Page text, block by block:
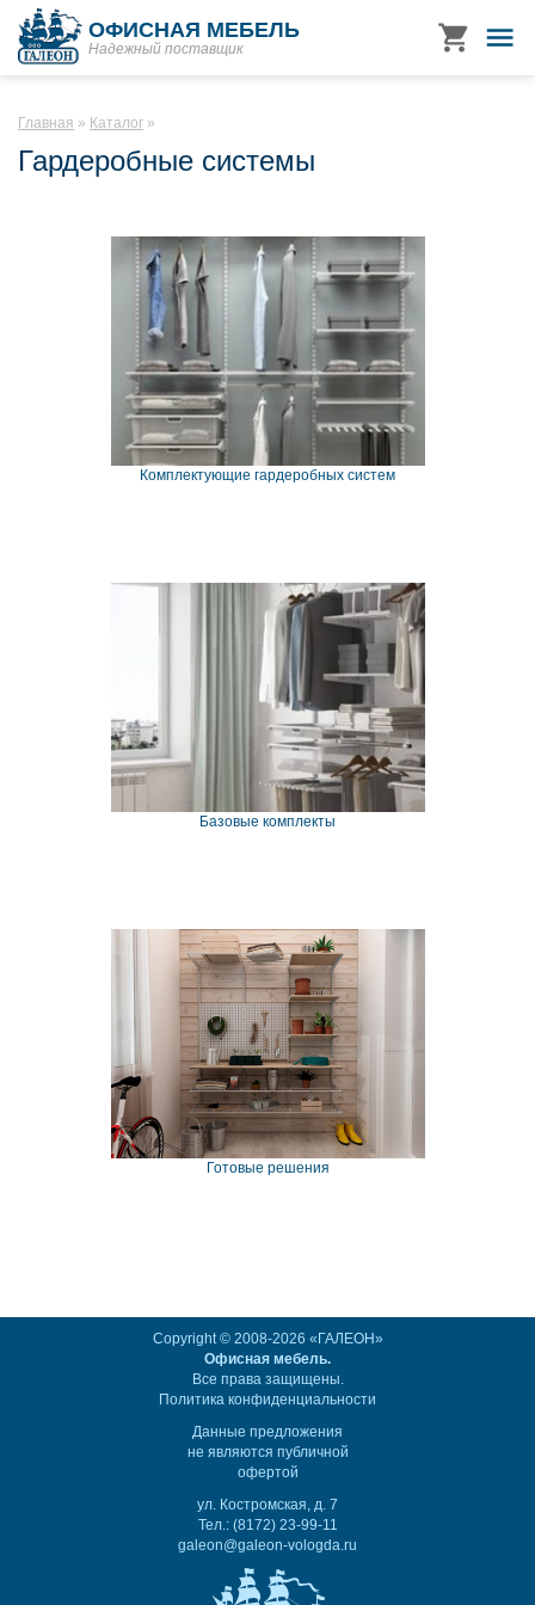
ОФИСНАЯ МЕБЕЛЬ
Надежный поставщик
Главная Каталог
Гардеробные системы
Комплектующие гардеробных систем
Базовые комплекты
Готовые решения
Copyright © 2008-2026 «ГАЛЕОН»
Офисная мебель.
Все права защищены.
Политика конфиденциальности
Данные предложения
не являются публичной
офертой
ул. Костромская, д. 7
Тел.: (8172) 23-99-11
galeon@galeon-vologda.ru